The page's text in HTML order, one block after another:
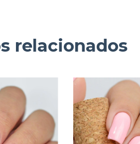
relacionados